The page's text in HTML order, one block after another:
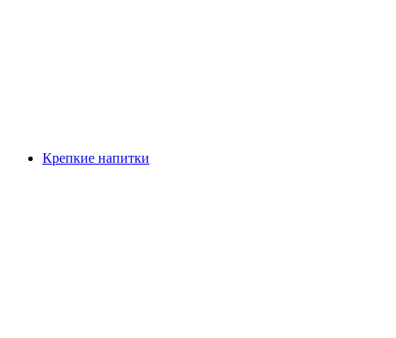
Крепкие напитки